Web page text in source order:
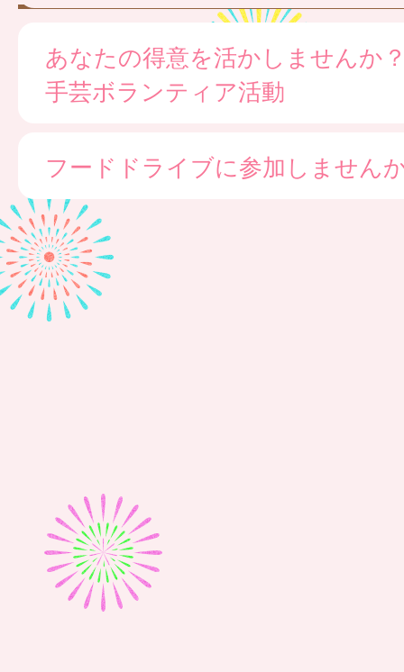
あなたの得意を活かしませんか
手芸ボランティア活動
フードドライブに参加しません